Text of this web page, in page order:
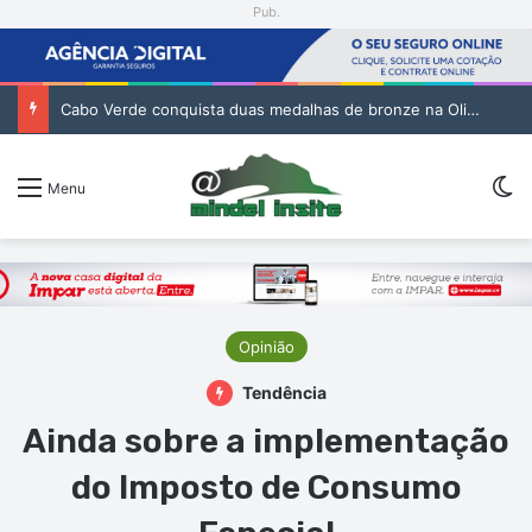
Pub.
Cabo Verde conquista duas medalhas de bronze na Olimpíada Internacional de Inteligência Artificial
Menu
Opinião
Tendência
Ainda sobre a implementação
do Imposto de Consumo